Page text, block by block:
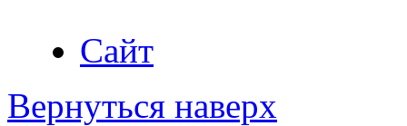
Сайт
Вернуться наверх